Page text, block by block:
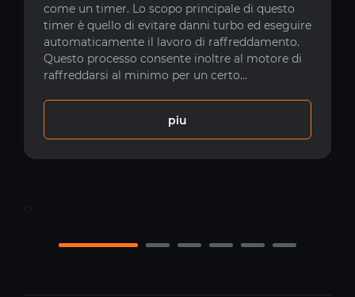
come un timer. Lo scopo principale di questo
timer è quello di evitare danni turbo ed eseguire
automaticamente il lavoro di raffreddamento.
Questo processo consente inoltre al motore di
raffreddarsi al minimo per un certo...
piu
‹